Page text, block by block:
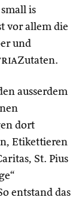
is
vor allem die
und
Zutaten.
ausserdem
dort
Etikettieren
St. Pius
entstand das